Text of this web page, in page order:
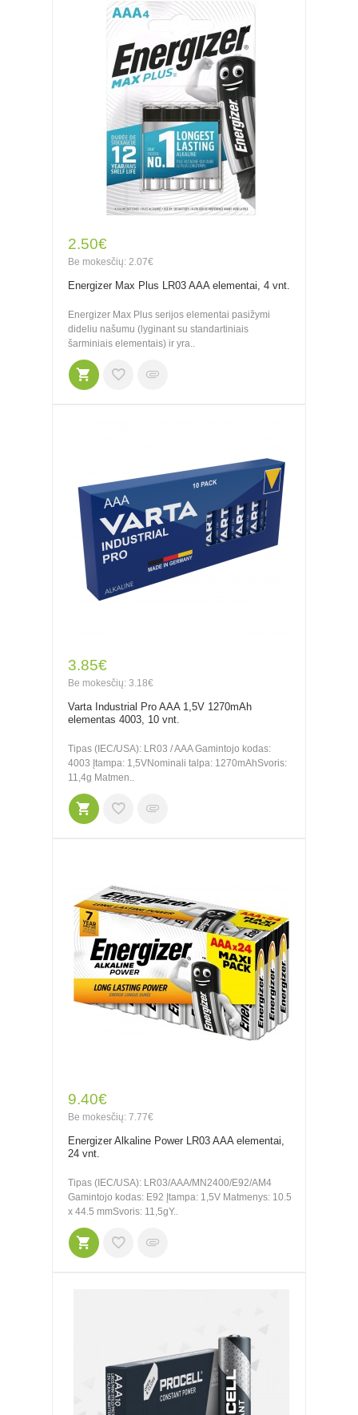
2.50€
Be mokesčių: 2.07€
Energizer Max Plus LR03 AAA elementai, 4 vnt.
Energizer Max Plus serijos elementai pasižymi
dideliu našumu (lyginant su standartiniais
šarminiais elementais) ir yra..
3.85€
Be mokesčių: 3.18€
Varta Industrial Pro AAA 1,5V 1270mAh
elementas 4003, 10 vnt.
Tipas (IEC/USA): LR03 / AAA Gamintojo kodas:
4003 Įtampa: 1,5VNominali talpa: 1270mAhSvoris:
11,4g Matmen..
9.40€
Be mokesčių: 7.77€
Energizer Alkaline Power LR03 AAA elementai,
24 vnt.
Tipas (IEC/USA): LR03/AAA/MN2400/E92/AM4
Gamintojo kodas: E92 Įtampa: 1,5V Matmenys: 10.5
x 44.5 mmSvoris: 11,5gY..